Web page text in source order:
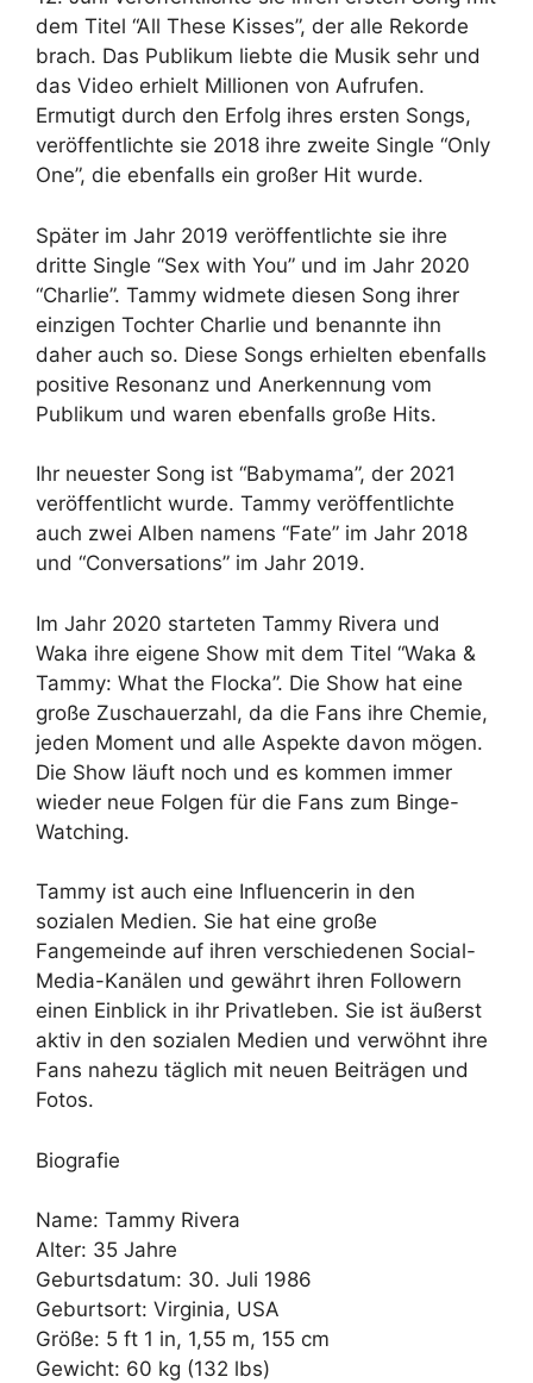
dem Titel “All These Kisses”, der alle Rekorde
brach. Das Publikum liebte die Musik sehr und
das Video erhielt Millionen von Aufrufen.
Ermutigt durch den Erfolg ihres ersten Songs,
veröffentlichte sie 2018 ihre zweite Single “Only
One”, die ebenfalls ein großer Hit wurde.
Später im Jahr 2019 veröffentlichte sie ihre
dritte Single “Sex with You” und im Jahr 2020
“Charlie”. Tammy widmete diesen Song ihrer
einzigen Tochter Charlie und benannte ihn
daher auch so. Diese Songs erhielten ebenfalls
positive Resonanz und Anerkennung vom
Publikum und waren ebenfalls große Hits.
Ihr neuester Song ist “Babymama”, der 2021
veröffentlicht wurde. Tammy veröffentlichte
auch zwei Alben namens “Fate” im Jahr 2018
und “Conversations” im Jahr 2019.
Im Jahr 2020 starteten Tammy Rivera und
Waka ihre eigene Show mit dem Titel “Waka &
Tammy: What the Flocka”. Die Show hat eine
große Zuschauerzahl, da die Fans ihre Chemie,
jeden Moment und alle Aspekte davon mögen.
Die Show läuft noch und es kommen immer
wieder neue Folgen für die Fans zum Binge-
Watching.
Tammy ist auch eine Influencerin in den
sozialen Medien. Sie hat eine große
Fangemeinde auf ihren verschiedenen Social-
Media-Kanälen und gewährt ihren Followern
einen Einblick in ihr Privatleben. Sie ist äußerst
aktiv in den sozialen Medien und verwöhnt ihre
Fans nahezu täglich mit neuen Beiträgen und
Fotos.
Biografie
Name: Tammy Rivera
Alter: 35 Jahre
Geburtsdatum: 30. Juli 1986
Geburtsort: Virginia, USA
Größe: 5 ft 1 in, 1,55 m, 155 cm
Gewicht: 60 kg (132 lbs)